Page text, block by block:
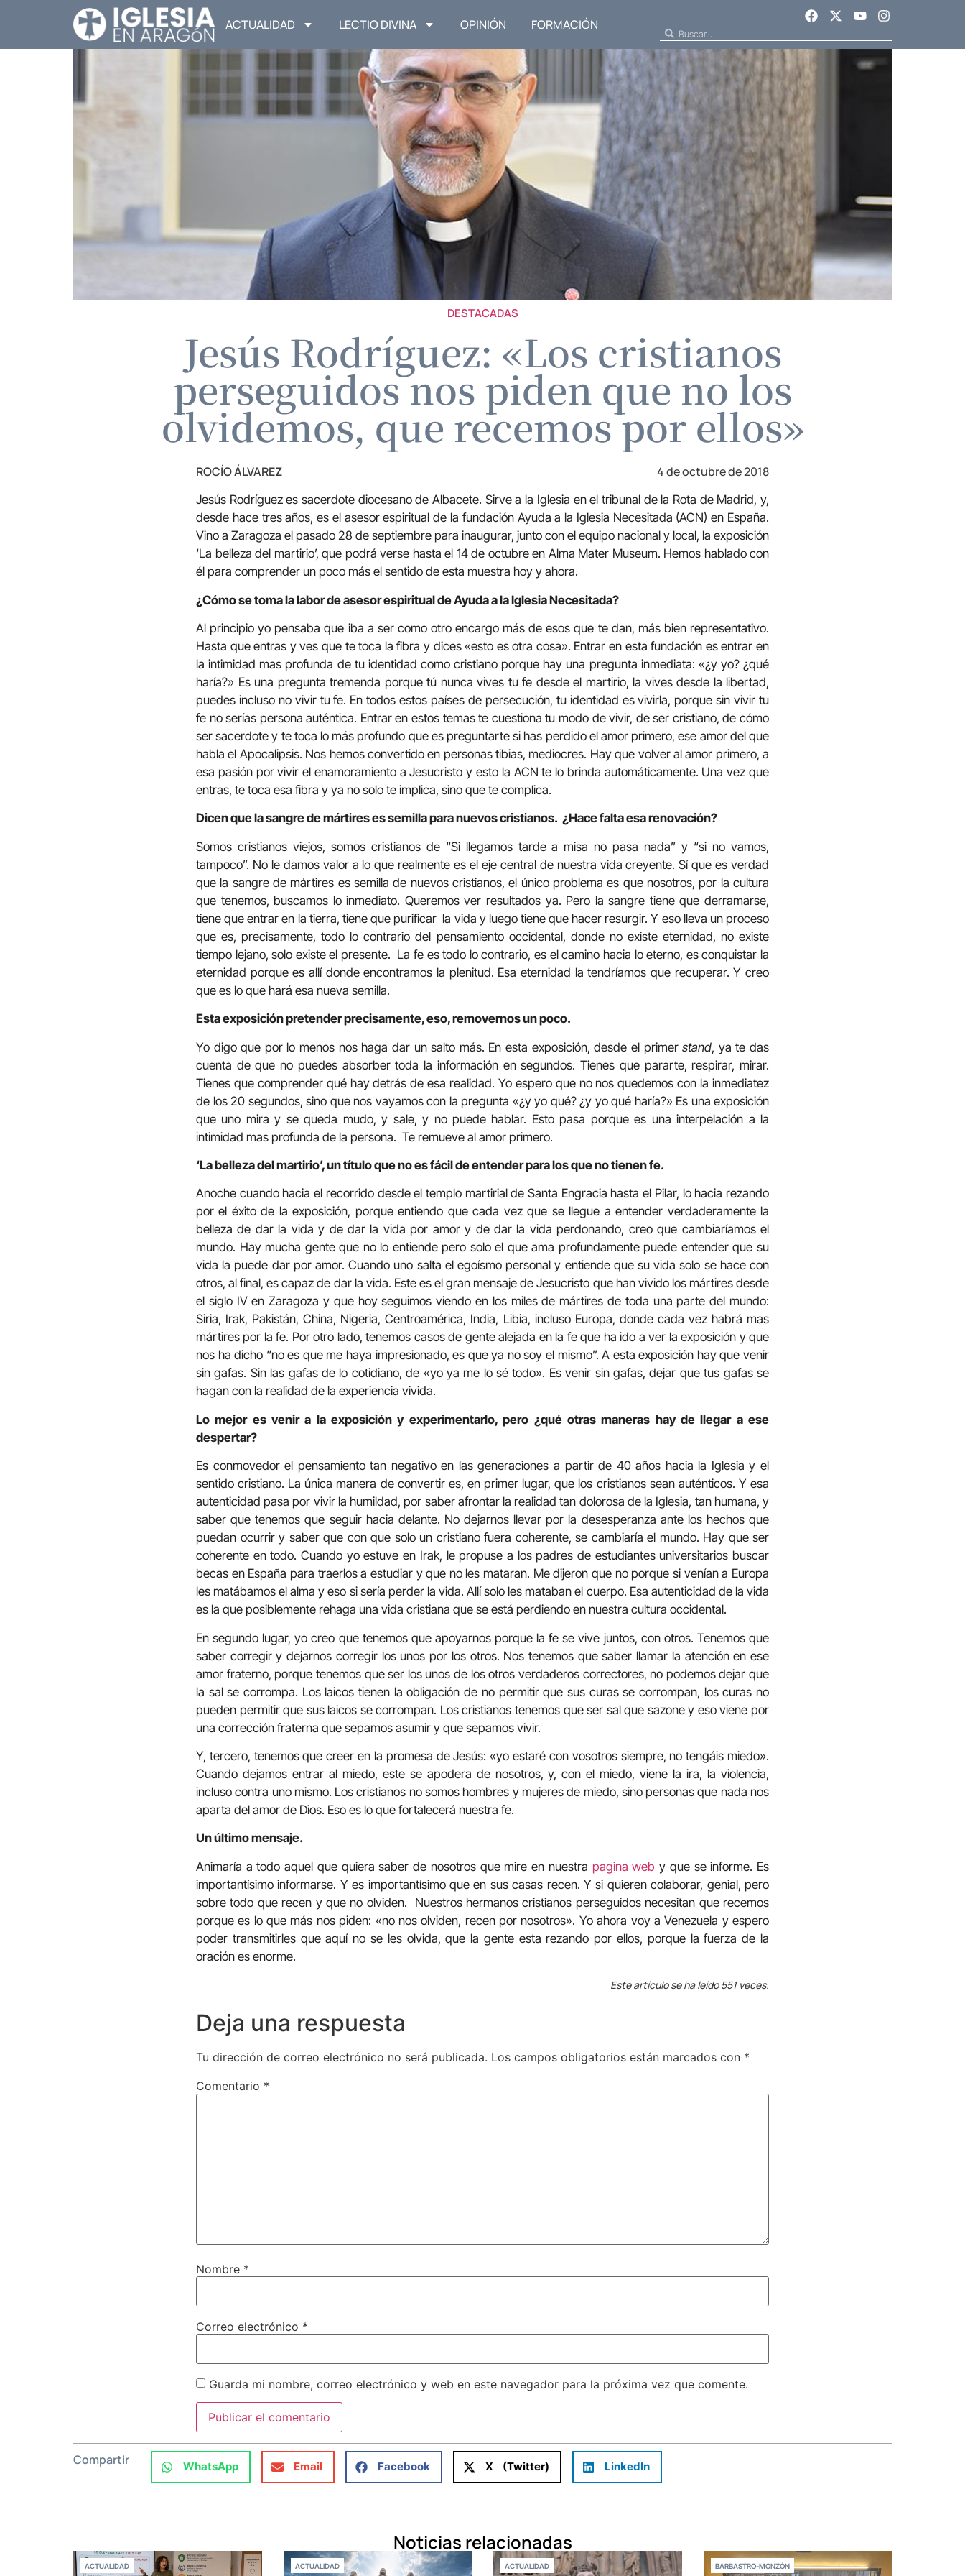
ACTUALIDAD LECTIO DIVINA OPINIÓN FORMACIÓN
DESTACADAS
Jesús Rodríguez: «Los cristianos
perseguidos nos piden que no los
olvidemos, que recemos por ellos»
ROCÍO ÁLVAREZ 4 de octubre de 2018
Jesús Rodríguez es sacerdote diocesano de Albacete. Sirve a la Iglesia en el tribunal de la Rota de Madrid, y,
desde hace tres años, es el asesor espiritual de la fundación Ayuda a la Iglesia Necesitada (ACN) en España.
Vino a Zaragoza el pasado 28 de septiembre para inaugurar, junto con el equipo nacional y local, la exposición
‘La belleza del martirio’, que podrá verse hasta el 14 de octubre en Alma Mater Museum. Hemos hablado con
él para comprender un poco más el sentido de esta muestra hoy y ahora.
¿Cómo se toma la labor de asesor espiritual de Ayuda a la Iglesia Necesitada?
Al principio yo pensaba que iba a ser como otro encargo más de esos que te dan, más bien representativo.
Hasta que entras y ves que te toca la fibra y dices «esto es otra cosa». Entrar en esta fundación es entrar en
la intimidad mas profunda de tu identidad como cristiano porque hay una pregunta inmediata: «¿y yo? ¿qué
haría?» Es una pregunta tremenda porque tú nunca vives tu fe desde el martirio, la vives desde la libertad,
puedes incluso no vivir tu fe. En todos estos países de persecución, tu identidad es vivirla, porque sin vivir tu
fe no serías persona auténtica. Entrar en estos temas te cuestiona tu modo de vivir, de ser cristiano, de cómo
ser sacerdote y te toca lo más profundo que es preguntarte si has perdido el amor primero, ese amor del que
habla el Apocalipsis. Nos hemos convertido en personas tibias, mediocres. Hay que volver al amor primero, a
esa pasión por vivir el enamoramiento a Jesucristo y esto la ACN te lo brinda automáticamente. Una vez que
entras, te toca esa fibra y ya no solo te implica, sino que te complica.
Dicen que la sangre de mártires es semilla para nuevos cristianos. ¿Hace falta esa renovación?
Somos cristianos viejos, somos cristianos de “Si llegamos tarde a misa no pasa nada” y “si no vamos,
tampoco”. No le damos valor a lo que realmente es el eje central de nuestra vida creyente. Sí que es verdad
que la sangre de mártires es semilla de nuevos cristianos, el único problema es que nosotros, por la cultura
que tenemos, buscamos lo inmediato. Queremos ver resultados ya. Pero la sangre tiene que derramarse,
tiene que entrar en la tierra, tiene que purificar la vida y luego tiene que hacer resurgir. Y eso lleva un proceso
que es, precisamente, todo lo contrario del pensamiento occidental, donde no existe eternidad, no existe
tiempo lejano, solo existe el presente. La fe es todo lo contrario, es el camino hacia lo eterno, es conquistar la
eternidad porque es allí donde encontramos la plenitud. Esa eternidad la tendríamos que recuperar. Y creo
que es lo que hará esa nueva semilla.
Esta exposición pretender precisamente, eso, removernos un poco.
Yo digo que por lo menos nos haga dar un salto más. En esta exposición, desde el primerstand, ya te das
cuenta de que no puedes absorber toda la información en segundos. Tienes que pararte, respirar, mirar.
Tienes que comprender qué hay detrás de esa realidad. Yo espero que no nos quedemos con la inmediatez
de los 20 segundos, sino que nos vayamos con la pregunta «¿y yo qué? ¿y yo qué haría?» Es una exposición
que uno mira y se queda mudo, y sale, y no puede hablar. Esto pasa porque es una interpelación a la
intimidad mas profunda de la persona. Te remueve al amor primero.
‘La belleza del martirio’, un título que no es fácil de entender para los que no tienen fe.
Anoche cuando hacia el recorrido desde el templo martirial de Santa Engracia hasta el Pilar, lo hacia rezando
por el éxito de la exposición, porque entiendo que cada vez que se llegue a entender verdaderamente la
belleza de dar la vida y de dar la vida por amor y de dar la vida perdonando, creo que cambiaríamos el
mundo. Hay mucha gente que no lo entiende pero solo el que ama profundamente puede entender que su
vida la puede dar por amor. Cuando uno salta el egoísmo personal y entiende que su vida solo se hace con
otros, al final, es capaz de dar la vida. Este es el gran mensaje de Jesucristo que han vivido los mártires desde
el siglo IV en Zaragoza y que hoy seguimos viendo en los miles de mártires de toda una parte del mundo:
Siria, Irak, Pakistán, China, Nigeria, Centroamérica, India, Libia, incluso Europa, donde cada vez habrá mas
mártires por la fe. Por otro lado, tenemos casos de gente alejada en la fe que ha ido a ver la exposición y que
nos ha dicho “no es que me haya impresionado, es que ya no soy el mismo”. A esta exposición hay que venir
sin gafas. Sin las gafas de lo cotidiano, de «yo ya me lo sé todo». Es venir sin gafas, dejar que tus gafas se
hagan con la realidad de la experiencia vivida.
Lo mejor es venir a la exposición y experimentarlo, pero ¿qué otras maneras hay de llegar a ese
despertar?
Es conmovedor el pensamiento tan negativo en las generaciones a partir de 40 años hacia la Iglesia y el
sentido cristiano. La única manera de convertir es, en primer lugar, que los cristianos sean auténticos. Y esa
autenticidad pasa por vivir la humildad, por saber afrontar la realidad tan dolorosa de la Iglesia, tan humana, y
saber que tenemos que seguir hacia delante. No dejarnos llevar por la desesperanza ante los hechos que
puedan ocurrir y saber que con que solo un cristiano fuera coherente, se cambiaría el mundo. Hay que ser
coherente en todo. Cuando yo estuve en Irak, le propuse a los padres de estudiantes universitarios buscar
becas en España para traerlos a estudiar y que no les mataran. Me dijeron que no porque si venían a Europa
les matábamos el alma y eso si sería perder la vida. Allí solo les mataban el cuerpo. Esa autenticidad de la vida
es la que posiblemente rehaga una vida cristiana que se está perdiendo en nuestra cultura occidental.
En segundo lugar, yo creo que tenemos que apoyarnos porque la fe se vive juntos, con otros. Tenemos que
saber corregir y dejarnos corregir los unos por los otros. Nos tenemos que saber llamar la atención en ese
amor fraterno, porque tenemos que ser los unos de los otros verdaderos correctores, no podemos dejar que
la sal se corrompa. Los laicos tienen la obligación de no permitir que sus curas se corrompan, los curas no
pueden permitir que sus laicos se corrompan. Los cristianos tenemos que ser sal que sazone y eso viene por
una corrección fraterna que sepamos asumir y que sepamos vivir.
Y, tercero, tenemos que creer en la promesa de Jesús: «yo estaré con vosotros siempre, no tengáis miedo».
Cuando dejamos entrar al miedo, este se apodera de nosotros, y, con el miedo, viene la ira, la violencia,
incluso contra uno mismo. Los cristianos no somos hombres y mujeres de miedo, sino personas que nada nos
aparta del amor de Dios. Eso es lo que fortalecerá nuestra fe.
Un último mensaje.
Animaría a todo aquel que quiera saber de nosotros que mire en nuestra pagina web y que se informe. Es
importantísimo informarse. Y es importantísimo que en sus casas recen. Y si quieren colaborar, genial, pero
sobre todo que recen y que no olviden. Nuestros hermanos cristianos perseguidos necesitan que recemos
porque es lo que más nos piden: «no nos olviden, recen por nosotros». Yo ahora voy a Venezuela y espero
poder transmitirles que aquí no se les olvida, que la gente esta rezando por ellos, porque la fuerza de la
oración es enorme.
Este artículo se ha leído 551 veces.
Deja una respuesta
Tu dirección de correo electrónico no será publicada. Los campos obligatorios están marcados con *
Comentario *
Nombre *
Correo electrónico *
Guarda mi nombre, correo electrónico y web en este navegador para la próxima vez que comente.
Compartir WhatsApp Email Facebook X (Twitter) LinkedIn
Noticias relacionadas
ACTUALIDAD ACTUALIDAD ACTUALIDAD BARBASTRO-MONZÓN